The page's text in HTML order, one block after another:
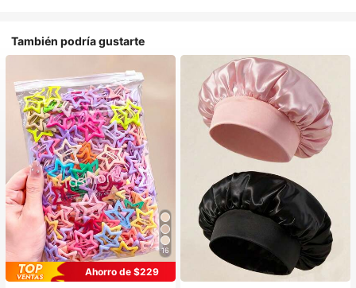
También podría gustarte
16
Ahorro de $229